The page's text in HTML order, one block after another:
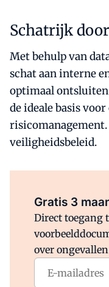
Schatrijk
Met behulp van
schat aan interne
optimaal
de ideale basis
risicomanagement.
veiligheidsbeleid.
Gratis 3
Direct toegang
over